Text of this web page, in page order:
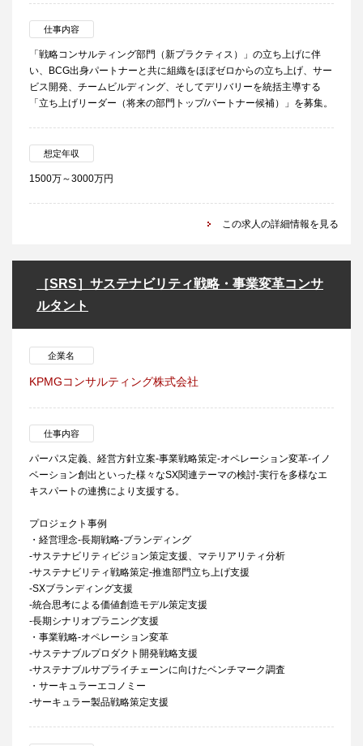
仕事内容
「戦略コンサルティング部門（新プラクティス）」の立ち上げに伴
い、BCG出身パートナーと共に組織をほぼゼロからの立ち上げ、サー
ビス開発、チームビルディング、そしてデリバリーを統括主導する
「立ち上げリーダー（将来の部門トップ/パートナー候補）」を募集。
想定年収
1500万～3000万円
この求人の詳細情報を見る
［SRS］サステナビリティ戦略・事業変革コンサ
ルタント
企業名
KPMGコンサルティング株式会社
仕事内容
パーパス定義、経営方針立案-事業戦略策定-オペレーション変革-イノ
ベーション創出といった様々なSX関連テーマの検討-実行を多様なエ
キスパートの連携により支援する。
プロジェクト事例
・経営理念-長期戦略-ブランディング
-サステナビリティビジョン策定支援、マテリアリティ分析
-サステナビリティ戦略策定-推進部門立ち上げ支援
-SXブランディング支援
-統合思考による価値創造モデル策定支援
-長期シナリオプラニング支援
・事業戦略-オペレーション変革
-サステナブルプロダクト開発戦略支援
-サステナブルサプライチェーンに向けたベンチマーク調査
・サーキュラーエコノミー
-サーキュラー製品戦略策定支援